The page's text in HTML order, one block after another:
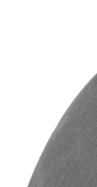
hvězdiček.